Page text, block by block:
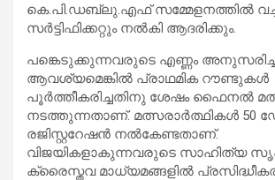
കെ.പി.ഡബ്ലു.എഫ് സമ്മേളനത്തിൽ
സർട്ടിഫിക്കറ്റും നൽകി ആദരിക്കും.
പങ്കെടുക്കുന്നവരുടെ എണ്ണം
ആവശ്യമെങ്കിൽ പ്രാഥമിക റൗണ്ടുകൾ
പൂർത്തീകരിച്ചതിനു ശേഷം ഫൈനൽ
നടത്തുന്നതാണ്. മത്സരാർത്ഥികൾ 50
രജിസ്റ്ററേഷൻ നൽകേണ്ടതാണ്.
വിജയികളാകുന്നവരുടെ സാഹിത്യ
ക്രൈസ്തവ മാധ്യമങ്ങളിൽ